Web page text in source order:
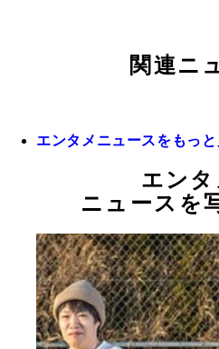
関連ニ
エンタメニュースをもっと
エンタ
ニュースを